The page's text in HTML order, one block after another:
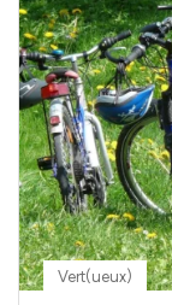
Vert(ueux)